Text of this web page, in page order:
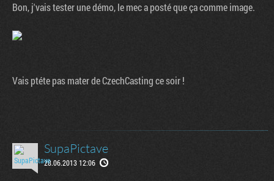
Bon, j'vais tester une démo, le mec a posté que ça comme image.
Vais ptéte pas mater de CzechCasting ce soir !
SupaPictave
28.06.2013 12:06